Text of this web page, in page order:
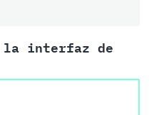
la interfaz de